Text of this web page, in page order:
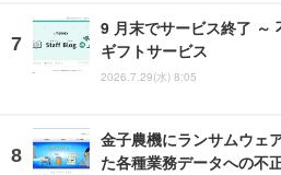
9 月末でサービス終了 ～
ギフトサービス
2026.7.29(水) 8:05
金子農機にランサムウェ
た各種業務データへの不